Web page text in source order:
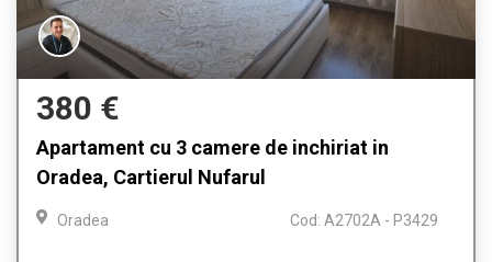
380 €
Apartament cu 3 camere de inchiriat in
Oradea, Cartierul Nufarul
Oradea Cod: A2702A - P3429